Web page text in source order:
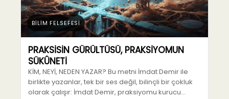
BİLİM FELSEFESİ
PRAKSİSİN GÜRÜLTÜSÜ, PRAKSİYOMUN
SÜKÛNETİ
KİM, NEYİ, NEDEN YAZAR? Bu metni İmdat Demir ile
birlikte yazanlar, tek bir ses değil, bilinçli bir çokluk
olarak çalışır: İmdat Demir, praksiyomu kurucu…